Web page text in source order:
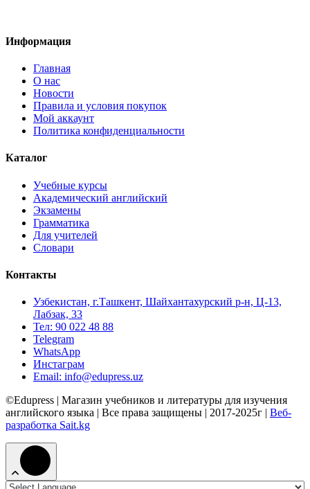
Информация
Главная
О нас
Новости
Правила и условия покупок
Мой аккаунт
Политика конфиденциальности
Каталог
Учебные курсы
Академический английский
Экзамены
Грамматика
Для учителей
Словари
Контакты
Узбекистан, г.Ташкент, Шайхантахурский р-н, Ц-13,
Лабзак, 33
Тел: 90 022 48 88
Telegram
WhatsApp
Инстаграм
Email: info@edupress.uz
©Edupress | Магазин учебников и литературы для изучения
английского языка | Все права защищены | 2017-2025г | Веб-
разработка Sait.kg